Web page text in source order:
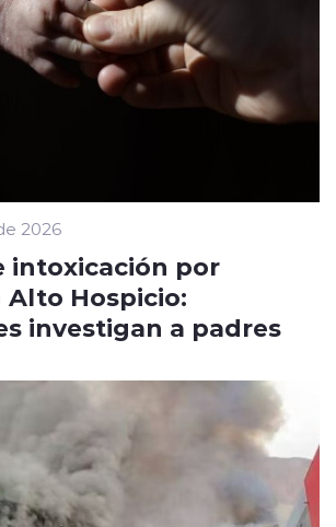
2026
intoxicación por
Alto Hospicio:
investigan a padres